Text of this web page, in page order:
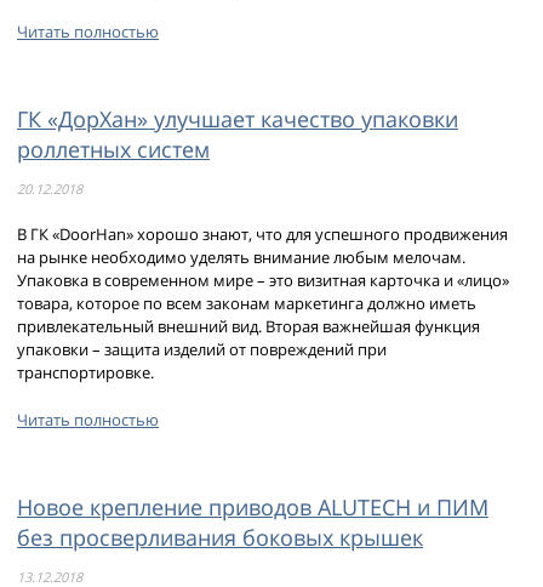
Читать полностью
ГК «ДорХан» улучшает качество упаковки
роллетных систем
20.12.2018
В ГК «DoorHan» хорошо знают, что для успешного продвижения
на рынке необходимо уделять внимание любым мелочам.
Упаковка в современном мире – это визитная карточка и «лицо»
товара, которое по всем законам маркетинга должно иметь
привлекательный внешний вид. Вторая важнейшая функция
упаковки – защита изделий от повреждений при
транспортировке.
Читать полностью
Новое крепление приводов ALUTECH и ПИМ
без просверливания боковых крышек
13.12.2018